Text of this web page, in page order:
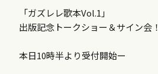
「ガズレレ歌本Vol.1」
出版記念トークショー＆サイン会！
本日10時半より受付開始ー